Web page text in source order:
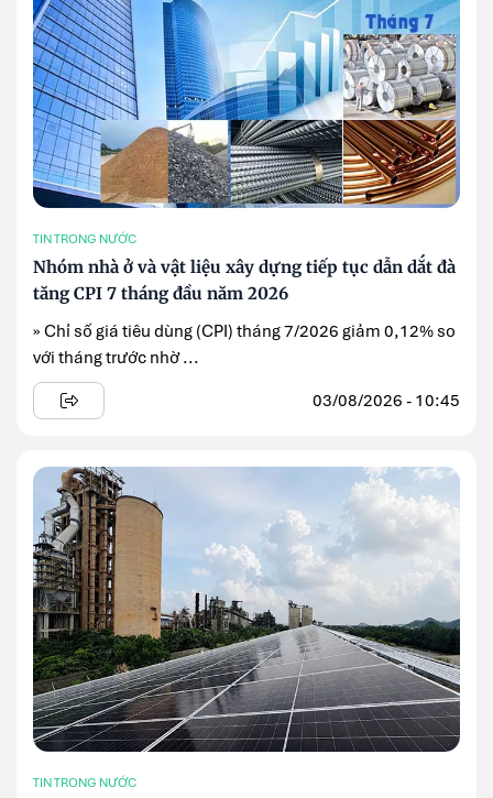
TIN TRONG NƯỚC
Nhóm nhà ở và vật liệu xây dựng tiếp tục dẫn dắt đà
tăng CPI 7 tháng đầu năm 2026
» Chỉ số giá tiêu dùng (CPI) tháng 7/2026 giảm 0,12% so
với tháng trước nhờ ...
03/08/2026 - 10:45
TIN TRONG NƯỚC